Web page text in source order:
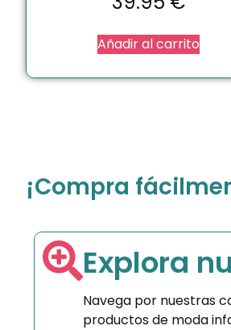
Añadir al carrito
¡Compra
Explora
Navega por nuestras
productos de moda